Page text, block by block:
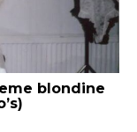
blondine